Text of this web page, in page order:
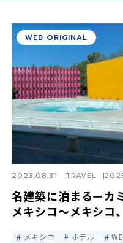
名建築に泊まるーカ
メキシコ〜メキシコ
2023.08.31 TRAVEL
WEB ORIGINAL
メキシコ ホテル